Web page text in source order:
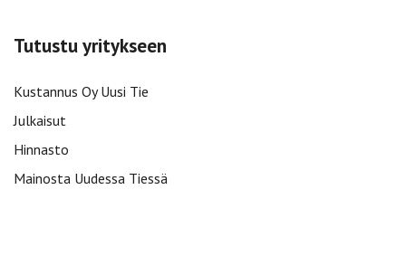
Tutustu yritykseen
Kustannus Oy Uusi Tie
Julkaisut
Hinnasto
Mainosta Uudessa Tiessä